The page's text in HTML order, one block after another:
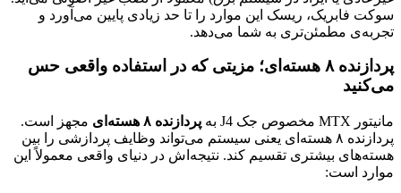
سوکت فابریک، ریسک این موارد را تا حد زیادی پایین می‌آورد و
تجربه‌ی مطمئن‌تری به شما می‌دهد.
پردازنده ۸ هسته‌ای؛ مزیتی که در استفاده واقعی حس
می‌کنید
مانیتور MTX مخصوص جک J4 به پردازنده ۸ هسته‌ای
مجهز است.
پردازنده ۸ هسته‌ای یعنی سیستم می‌تواند وظایف پردازشی را بین
هسته‌های بیشتری تقسیم کند. نتیجه‌اش در دنیای واقعی معمولاً این
موارد است: